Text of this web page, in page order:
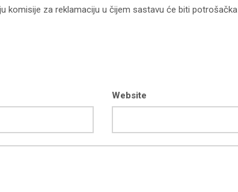
komisije za reklamaciju u čijem sastavu će biti potrošačka
Website